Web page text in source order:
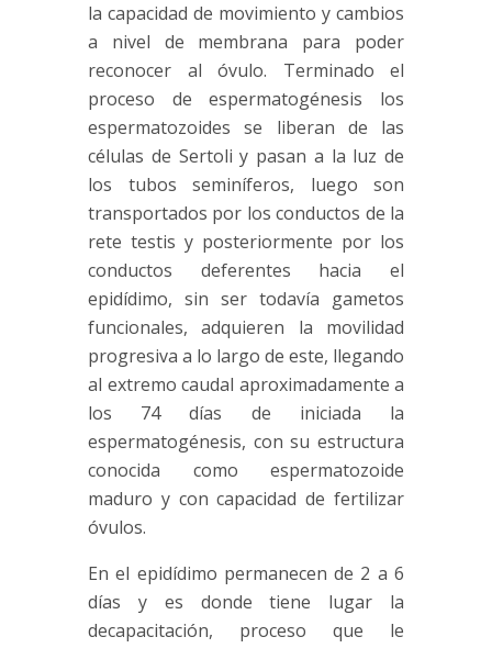
la capacidad de movimiento y cambios
a nivel de membrana para poder
reconocer al óvulo. Terminado el
proceso de espermatogénesis los
espermatozoides se liberan de las
células de Sertoli y pasan a la luz de
los tubos seminíferos, luego son
transportados por los conductos de la
rete testis y posteriormente por los
conductos deferentes hacia el
epidídimo, sin ser todavía gametos
funcionales, adquieren la movilidad
progresiva a lo largo de este, llegando
al extremo caudal aproximadamente a
los 74 días de iniciada la
espermatogénesis, con su estructura
conocida como espermatozoide
maduro y con capacidad de fertilizar
óvulos.
En el epidídimo permanecen de 2 a 6
días y es donde tiene lugar la
decapacitación, proceso que le